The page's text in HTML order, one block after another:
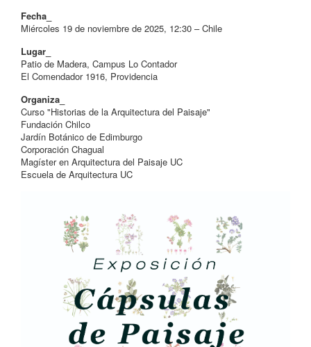
Fecha_
Miércoles 19 de noviembre de 2025, 12:30 – Chile
Lugar_
Patio de Madera, Campus Lo Contador
El Comendador 1916, Providencia
Organiza_
Curso "Historias de la Arquitectura del Paisaje"
Fundación Chilco
Jardín Botánico de Edimburgo
Corporación Chagual
Magíster en Arquitectura del Paisaje UC
Escuela de Arquitectura UC